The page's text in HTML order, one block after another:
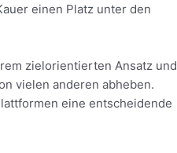
einen Platz unter den
zielorientierten Ansatz und
vielen anderen abheben.
eine entscheidende